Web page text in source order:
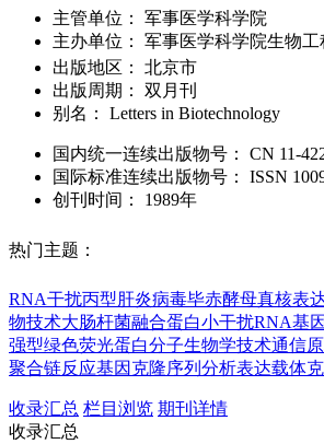
主管单位：
军事医学科学院
主办单位：
军事医学科学院生物工
出版地区：
北京市
出版周期：
双月刊
别名：
Letters in Biotechnology
国内统一连续出版物号： CN 11-
国际标准连续出版物号 ： ISSN
创刊时间：
1989年
热门主题：
RNA干扰丙型肝炎病毒毕赤酵母真核表
物技术大肠杆菌融合蛋白小干扰RNA基
强型绿色荧光蛋白分子生物学技术通信
聚合链反应基因克隆序列分析表达载体
收录汇总 栏目浏览 期刊详情
收录汇总